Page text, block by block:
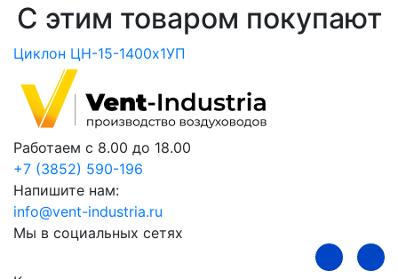
С этим товаром покупают
Циклон ЦН-15-1400х1УП
Работаем с 8.00 до 18.00
+7 (3852) 590-196
Напишите нам:
info@vent-industria.ru
Мы в социальных сетях